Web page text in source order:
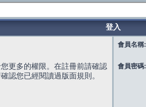
登入
更多的權限。在註冊前請確認
認您已經閱讀過版面規則。
會員名稱:
會員密碼: